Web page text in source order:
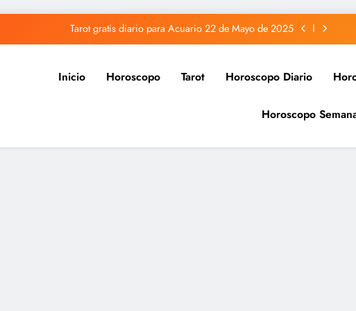
Tarot gratis diario para Acuario 22 de Mayo de 2025
Tarot gratis diario para Sagitario 22 de Mayo de 2025
Tarot gratis diario para Piscis 22 de Mayo de 2025
Tarot gratis diario para Acuario 22 de Mayo de 2025
Inicio Horoscopo Tarot Horoscopo Diario
Horoscopo